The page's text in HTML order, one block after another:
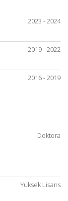
2023 - 2024
2019 - 2022
2016 - 2019
Doktora
Yüksek Lisans